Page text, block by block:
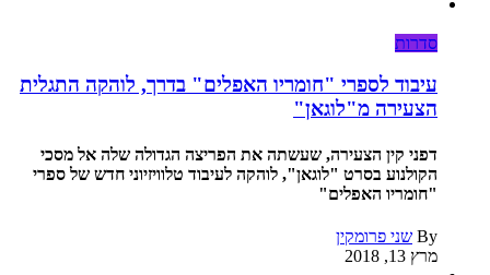
סדרות
עיבוד לספרי "חומריו האפלים" בדרך, לוהקה התגלית
הצעירה מ"לוגאן"
דפני קין הצעירה, שעשתה את הפריצה הגדולה שלה אל מסכי
הקולנוע בסרט "לוגאן", לוהקה לעיבוד טלוויזיוני חדש של ספרי
"חומריו האפלים"
By שני פרומקין
מרץ 13, 2018